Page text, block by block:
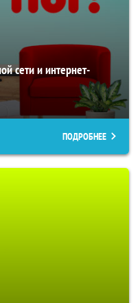
сети и интернет-
ПОДРОБНЕЕ